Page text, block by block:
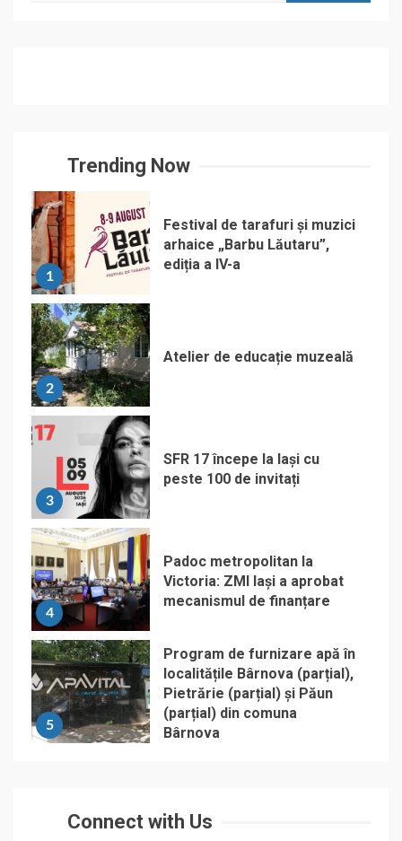
Trending Now
1
Festival de tarafuri și muzici
arhaice „Barbu Lăutaru”,
ediția a IV-a
2
Atelier de educație muzeală
3
SFR 17 începe la Iași cu
peste 100 de invitați
4
Padoc metropolitan la
Victoria: ZMI Iași a aprobat
mecanismul de finanțare
5
Program de furnizare apă în
localitățile Bârnova (parțial),
Pietrărie (parțial) și Păun
(parțial) din comuna
Bârnova
Connect with Us